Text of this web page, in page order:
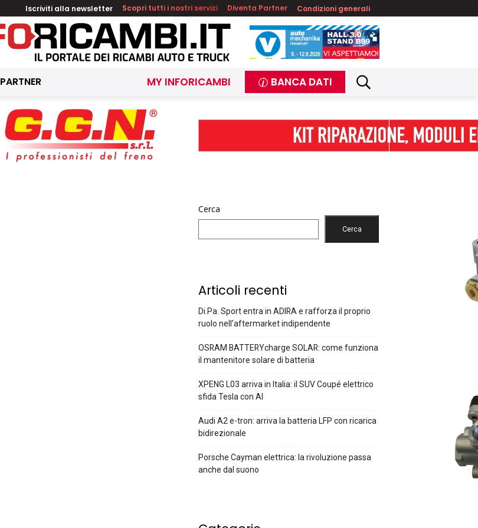
Iscriviti alla newsletter Scopri tutti i nostri servizi Diventa Partner Condizioni generali
PARTNER MY INFORICAMBI BANCA DATI
Cerca
Cerca
Articoli recenti
Di.Pa. Sport entra in ADIRA e rafforza il proprio
ruolo nell’aftermarket indipendente
OSRAM BATTERYcharge SOLAR: come funziona
il mantenitore solare di batteria
XPENG L03 arriva in Italia: il SUV Coupé elettrico
sfida Tesla con AI
Audi A2 e-tron: arriva la batteria LFP con ricarica
bidirezionale
Porsche Cayman elettrica: la rivoluzione passa
anche dal suono